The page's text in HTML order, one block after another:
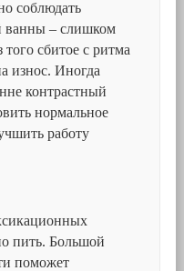
соблюдать
ванны – слишком
того сбитое с ритма
износ. Иногда
контрастный
нормальное
работу
пить. Большой
поможет